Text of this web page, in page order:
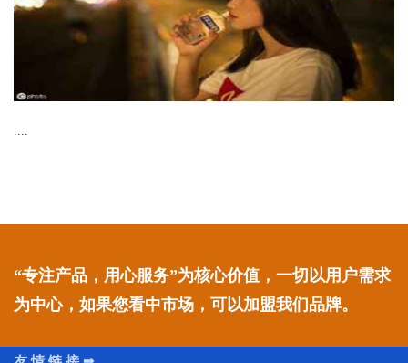
....
“专注产品，用心服务”为核心价值，一切以用户需求
为中心，如果您看中市场，可以加盟我们品牌。